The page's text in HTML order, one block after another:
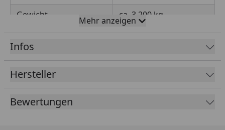
Gewicht
ca. 3,200 kg
Volumen
ca. 6,60 L
Mehr anzeigen
Infos
Hersteller
Bewertungen